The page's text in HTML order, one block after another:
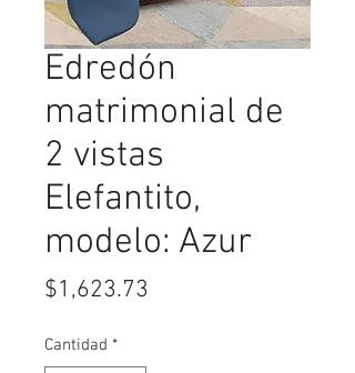
Edredón
matrimonial de
2 vistas
Elefantito,
modelo: Azur
$1,623.73
Cantidad *